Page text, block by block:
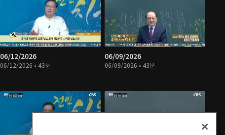
06/12/2026
06/12/2026 • 43분
06/09/2026
06/09/2026 • 43분